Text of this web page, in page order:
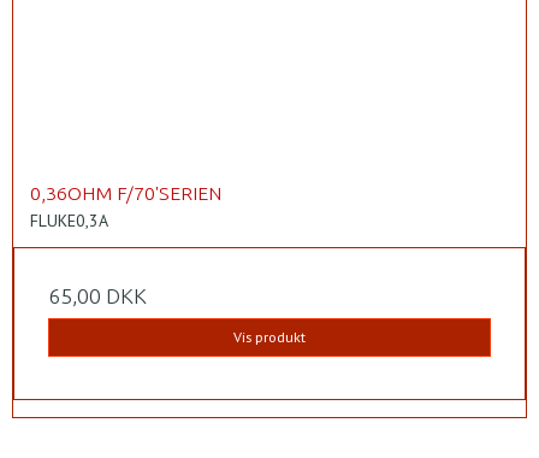
0,36OHM F/70'SERIEN
FLUKE0,3A
65,00 DKK
Vis produkt